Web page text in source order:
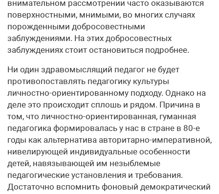
внимательном рассмотрении часто оказываются
поверхностными, мнимыми, во многих случаях
порожденными добросовестными
заблуждениями. На этих добросовестных
заблуждениях стоит остановиться подробнее.
Ни один здравомыслящий педагог не будет
противопоставлять педагогику культуры
личностно-ориентированному подходу. Однако на
деле это происходит сплошь и рядом. Причина в
том, что личностно-ориентированная, гуманная
педагогика формировалась у нас в стране в 80-е
годы как альтернатива авторитарно-императивной,
нивелирующей индивидуальные особенности
детей, навязывающей им незыблемые
педагогические установления и требования.
Достаточно вспомнить фоновый демократический